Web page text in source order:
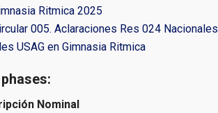
Ritmica 2025
005. Aclaraciones Res 024 Nacionales
USAG en Gimnasia Ritmica
Nominal